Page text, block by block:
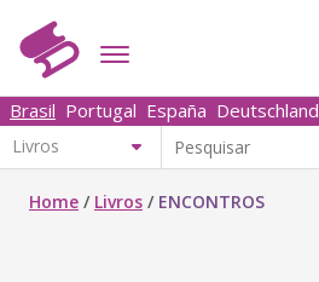
Brasil Portugal España Deutschland
Home / Livros / ENCONTROS